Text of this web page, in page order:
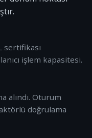
sertifikası
işlem kapasitesi.
alındı. Oturum
doğrulama